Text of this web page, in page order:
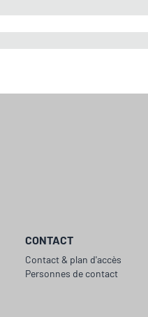
CONTACT
Contact & plan d'accès
Personnes de contact